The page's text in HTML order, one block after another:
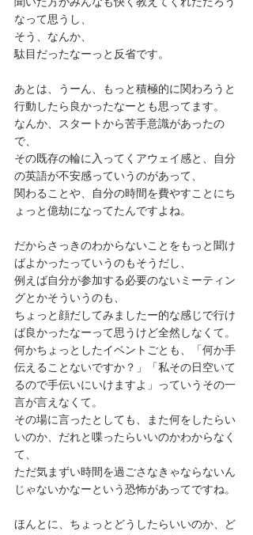
なって思うし、
そう、なんか、
駄目だったなーっと反省です。
あとは、うーん、もっと積極的に関わろうと
行動したら良かったなーとも思ってます。
なんか、スタートから苦手意識があったの
で、
その既存の輪に入ってくアウェイ感と、自分
の英語が不安感っていうのがあって、
関わることや、自分の時間を費やすことにち
ょっと億劫になってたんですよね。
だからさっきのわからないことをもっと聞け
ばよかったっていうのもそうだし、
例えば自分が参加する必要のないミーティン
グとかそういうのも、
ちょっと顔だしてみましたー的な感じで行け
ば良かったなーって思うけど全然しなくて。
何かちょっとしたイベントごとも、「何か手
伝えることないですか？」「私その日空いて
るので手伝いにいけますよ」っていうその一
言が言えなくて。
その場に言ったとしても、また何をしたらい
いのか、だれと喋ったらいいのかわからなく
て、
ただ気まずい時間を過ごさなきゃならないん
じゃないかなーという恐怖があってですね。
ほんとに、ちょっとどうしたらいいのか、ど